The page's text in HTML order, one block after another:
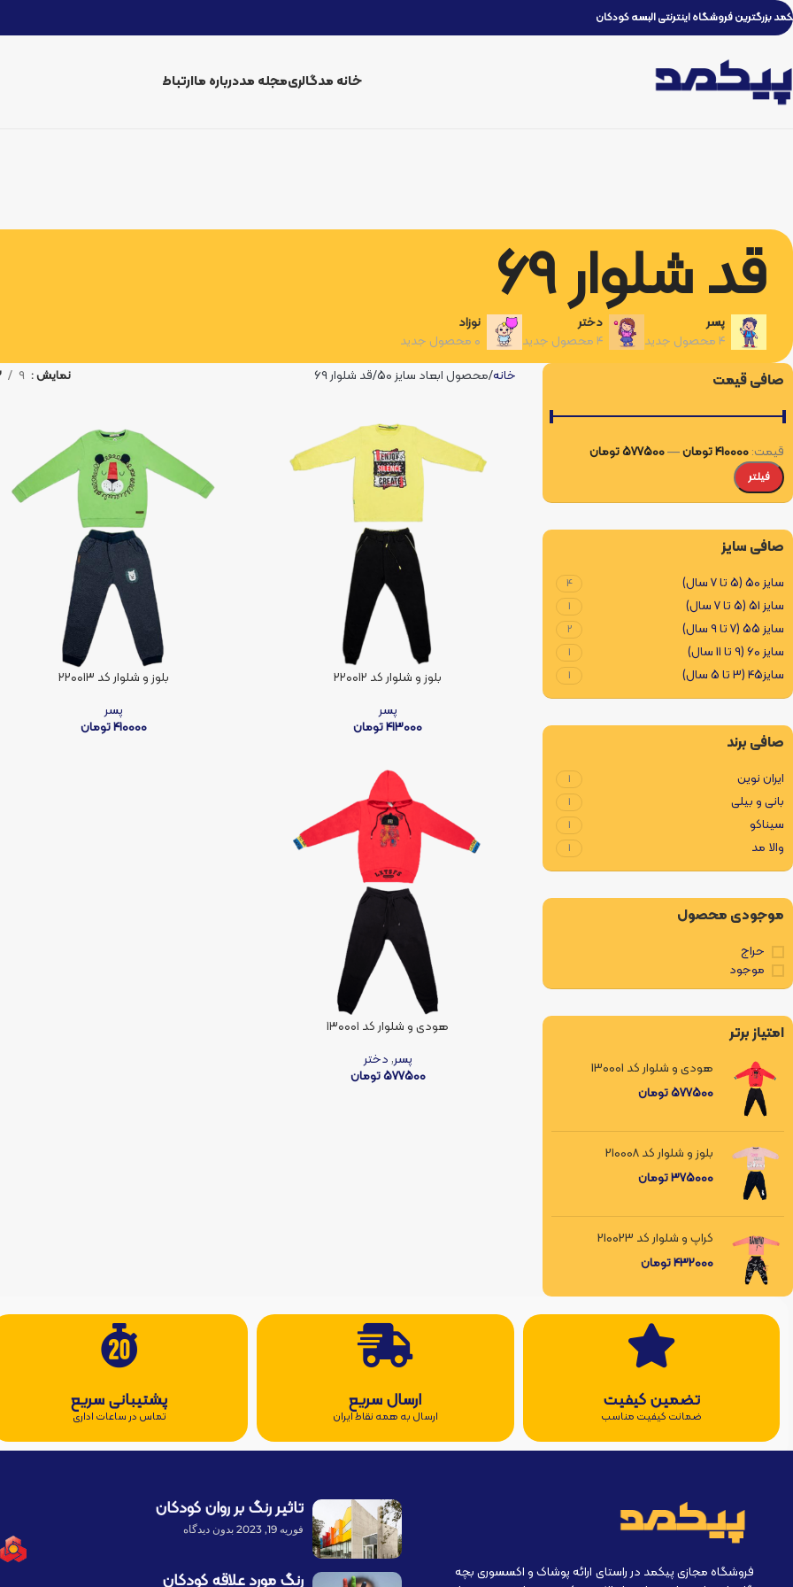
بزرگترین فروشگاه اینترنتی البسه کودکان
خانه مدگالریمجله مددرباره ماارتباط
قد شلوار 69
پسر
۴ محصول جدید
دختر
۴ محصول جدید
نوزاد
۰ محصول جدید
صافی قیمت
فیلتر
قیمت:410000 تومان —577500 تومان
صافی سایز
سایز 50 (5 تا 7 سال) 4
سایز 51 (5 تا 7 سال) 1
سایز 55 (7 تا 9 سال) 2
سایز 60 (9 تا 11 سال) 1
سایز45 (3 تا 5 سال) 1
صافی برند
ایران نوین 1
بانی و بیلی 1
سیناکو 1
والا مد 1
موجودی محصول
حراج
موجود
امتیاز برتر
هودی و شلوار کد 130001
577500تومان
بلوز و شلوار کد 210008
375000تومان
کراپ و شلوار کد 210023
432000تومان
خانه محصول ابعاد سایز 50 قد شلوار 69 نمایش 9
بلوز و شلوار کد ۲۲۰۰۱۲
پسر
413000تومان
بلوز و شلوار کد ۲۲۰۰۱۳
پسر
410000تومان
هودی و شلوار کد ۱۳۰۰۰۱
پسر,دختر
577500تومان
تضمین کیفیت
ضمانت کیفیت مناسب
ارسال سریع
ارسال به همه نقاط ایران
پشتیبانی سریع
تماس در ساعات اداری
فروشگاه مجازی پیکمد در راستای ارائه پوشاک و اکسسوری بچه
تاثیر رنگ بر روان کودکان
فوریه 19, 2023 بدون دیدگاه
رنگ مورد علاقه کودکان